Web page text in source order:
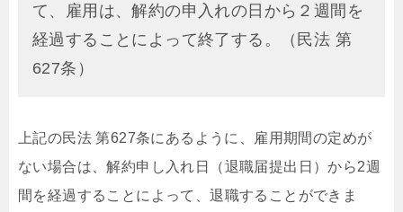
て、雇用は、解約の申入れの日から２週間を
経過することによって終了する。（民法 第
627条）
上記の民法 第627条にあるように、雇用期間の定めが
ない場合は、解約申し入れ日（退職届提出日）から2週
間を経過することによって、退職することができま